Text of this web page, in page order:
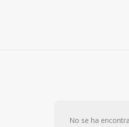
No se ha